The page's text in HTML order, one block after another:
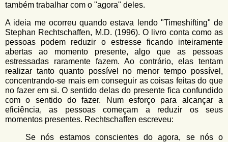
também trabalhar com o "agora" deles.
A ideia me ocorreu quando estava lendo "Timeshifting" de
Stephan Rechtschaffen, M.D. (1996). O livro conta como as
pessoas podem reduzir o estresse ficando inteiramente
abertas ao momento presente, algo que as pessoas
estressadas raramente fazem. Ao contrário, elas tentam
realizar tanto quanto possível no menor tempo possível,
concentrando-se mais em conseguir as coisas feitas do que
no fazer em si. O sentido delas do presente fica confundido
com o sentido do fazer. Num esforço para alcançar a
eficiência, as pessoas começam a reduzir os seus
momentos presentes. Rechtschaffen escreveu:
Se nós estamos conscientes do agora, se nós o